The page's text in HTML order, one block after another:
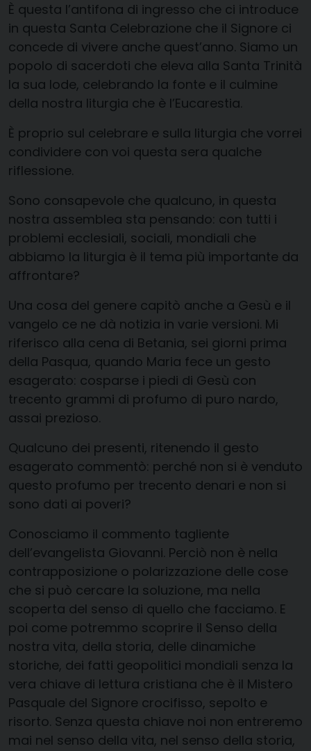
È questa l’antifona di ingresso che ci introduce
in questa Santa Celebrazione che il Signore ci
concede di vivere anche quest’anno. Siamo un
popolo di sacerdoti che eleva alla Santa Trinità
la sua lode, celebrando la fonte e il culmine
della nostra liturgia che è l’Eucarestia.
È proprio sul celebrare e sulla liturgia che vorrei
condividere con voi questa sera qualche
riflessione.
Sono consapevole che qualcuno, in questa
nostra assemblea sta pensando: con tutti i
problemi ecclesiali, sociali, mondiali che
abbiamo la liturgia è il tema più importante da
affrontare?
Una cosa del genere capitò anche a Gesù e il
vangelo ce ne dà notizia in varie versioni. Mi
riferisco alla cena di Betania, sei giorni prima
della Pasqua, quando Maria fece un gesto
esagerato: cosparse i piedi di Gesù con
trecento grammi di profumo di puro nardo,
assai prezioso.
Qualcuno dei presenti, ritenendo il gesto
esagerato commentò: perché non si è venduto
questo profumo per trecento denari e non si
sono dati ai poveri?
Conosciamo il commento tagliente
dell’evangelista Giovanni. Perciò non è nella
contrapposizione o polarizzazione delle cose
che si può cercare la soluzione, ma nella
scoperta del senso di quello che facciamo. E
poi come potremmo scoprire il Senso della
nostra vita, della storia, delle dinamiche
storiche, dei fatti geopolitici mondiali senza la
vera chiave di lettura cristiana che è il Mistero
Pasquale del Signore crocifisso, sepolto e
risorto. Senza questa chiave noi non entreremo
mai nel senso della vita, nel senso della storia,